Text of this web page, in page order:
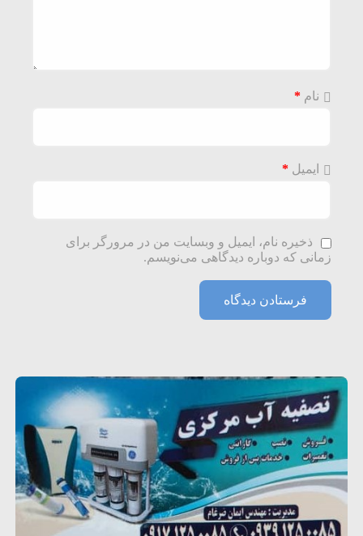
نام *
ایمیل *
ذخیره نام، ایمیل و وبسایت من در مرورگر برای
زمانی که دوباره دیدگاهی می‌نویسم.